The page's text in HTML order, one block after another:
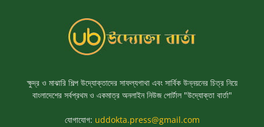
ক্ষুদ্র ও মাঝারি শিল্প উদ্যোক্তাদের সাফল্যগাথা এবং সার্বিক উন্নয়নের চিত্র নিয়ে
বাংলাদেশের সর্বপ্রথম ও একমাত্র অনলাইন নিউজ পোর্টাল "উদ্যোক্তা বার্তা"
যোগাযোগ: uddokta.press@gmail.com